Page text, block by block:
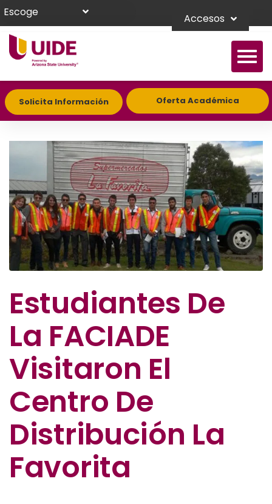
Escoge Accesos
Solicita Información Oferta Académica
Estudiantes De
La FACIADE
Visitaron El
Centro De
Distribución La
Favorita